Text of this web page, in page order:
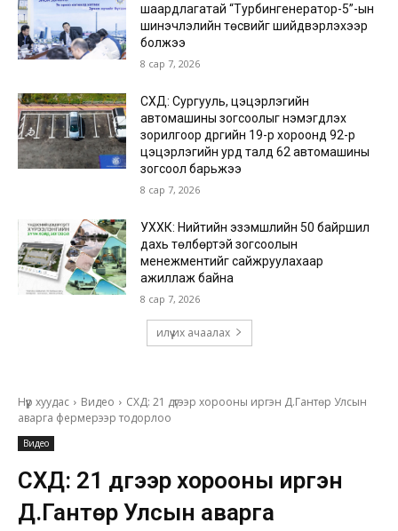
шаардлагатай “Турбингенератор-5”-ын
шинэчлэлийн төсвийг шийдвэрлэхээр
болжээ
8 сар 7, 2026
СХД: Сургууль, цэцэрлэгийн
автомашины зогсоолыг нэмэгдүүлэх
зорилгоор дүүргийн 19-р хороонд 92-р
цэцэрлэгийн урд талд 62 автомашины
зогсоол барьжээ
8 сар 7, 2026
УХХК: Нийтийн эзэмшлийн 50 байршил
дахь төлбөртэй зогсоолын
менежментийг сайжруулахаар
ажиллаж байна
8 сар 7, 2026
илүү их ачаалах